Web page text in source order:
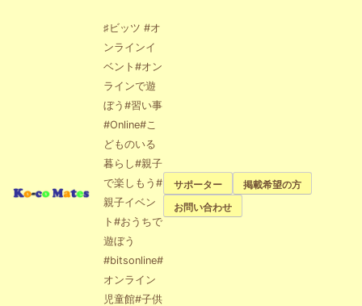
♯ビッツ #オ
ンラインイ
ベント#オン
ラインで遊
ぼう#習い事
#Online#こ
どものいる
暮らし#親子
で楽しもう#
親子イベン
ト#おうちで
遊ぼう
#bitsonline#
オンライン
児童館#子供
サポーター 掲載希望の方
お問い合わせ